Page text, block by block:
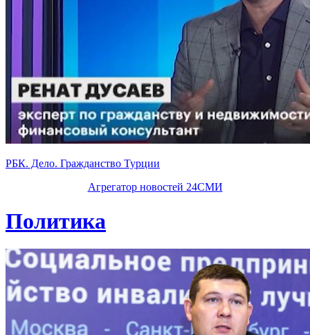
РБК. Дело. Гражданство Турции
Агрегатор новостей 24СМИ
Политика